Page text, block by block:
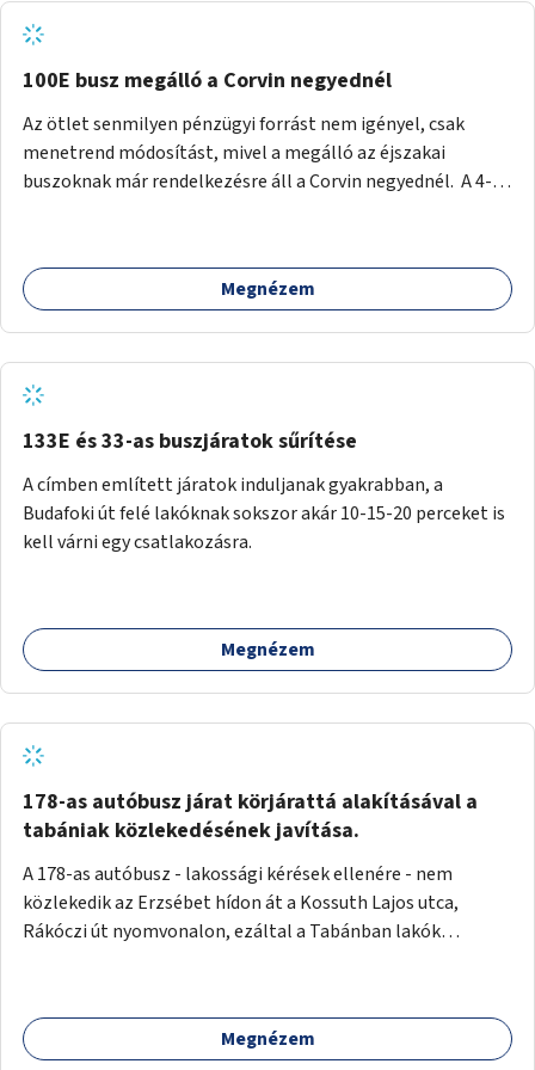
tud állni a megállóba. A környéken a tömegközlekedés
csúcsidőben már most is fullos, a Bosnyák téri beruházások
befejeztével hatványozódni fog az utazási igény.
100E busz megálló a Corvin negyednél
Az ötlet senmilyen pénzügyi forrást nem igényel, csak
menetrend módosítást, mivel a megálló az éjszakai
buszoknak már rendelkezésre áll a Corvin negyednél. A 4-es
ha a 100E reptéri busz a Corvin negyed metrómegállónál is
megállna - főleg éjjel, amikor a metró nem jár, és a 200E
nem hosszabbítaná meg sokkal, a 4-6 vonalán lakóknak
viszont a Kálvin tér-Corvin negyed utat megspórolva 10-15
perccel rövidítheti az utazási idejét.
Megnézem
133E és 33-as buszjáratok sűrítése
A címben említett járatok induljanak gyakrabban, a
Budafoki út felé lakóknak sokszor akár 10-15-20 perceket is
kell várni egy csatlakozásra.
Megnézem
178-as autóbusz járat körjárattá alakításával a
tabániak közlekedésének javítása.
A 178-as autóbusz - lakossági kérések ellenére - nem
közlekedik az Erzsébet hídon át a Kossuth Lajos utca,
Rákóczi út nyomvonalon, ezáltal a Tabánban lakók
járattal feljutni a Naphegyre, ahol iskola és óvoda is van a
körzetben élők számára. Megoldás lenne, ha a 178-as
Megnézem